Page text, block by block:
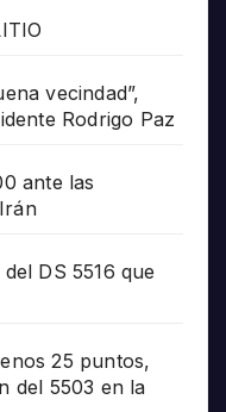
vecindad”,
Rodrigo Paz
ante las
DS 5516 que
25 puntos,
del 5503 en la